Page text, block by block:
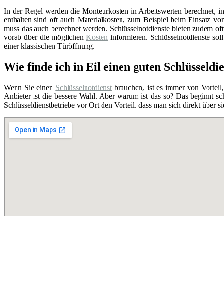
In der Regel werden die Monteurkosten in Arbeitswerten berechnet,
enthalten sind oft auch Materialkosten, zum Beispiel beim Einsatz
muss das auch berechnet werden. Schlüsselnotdienste bieten zudem
vorab über die möglichen Kosten informieren. Schlüsselnotdienste
einer klassischen Türöffnung.
Wie finde ich in Eil einen guten
Wenn Sie einen Schlüsselnotdienst brauchen, ist es immer von
Anbieter ist die bessere Wahl. Aber warum ist das so? Das beginnt
Schlüsseldienstbetriebe vor Ort den Vorteil, dass man sich direkt